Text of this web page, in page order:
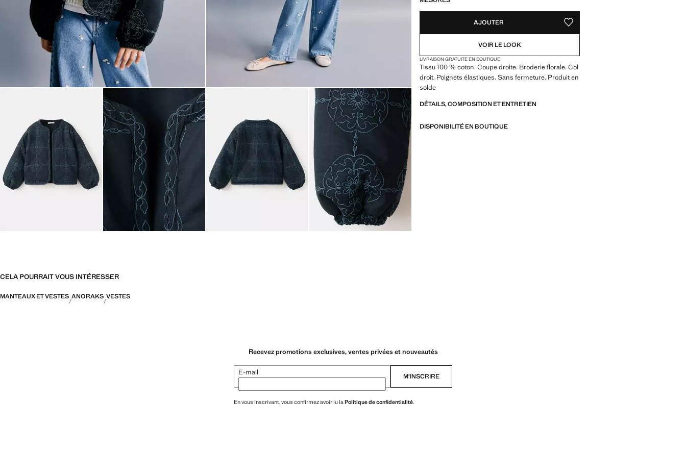
AJOUTER AJOUTER AUX FAVORIS
VOIR LE LOOK
LIVRAISON GRATUITE EN BOUTIQUE
Tissu 100 % coton. Coupe droite. Broderie florale. Col
droit. Poignets élastiques. Sans fermeture. Produit en
solde
DÉTAILS, COMPOSITION ET ENTRETIEN
DISPONIBILITÉ EN BOUTIQUE
CELA POURRAIT VOUS INTÉRESSER
MANTEAUX ET VESTES ANORAKS VESTES
Recevez promotions exclusives, ventes privées et nouveautés
E-mail M’INSCRIRE
En vous inscrivant, vous confirmez avoir lu laPolitique de confidentialité.